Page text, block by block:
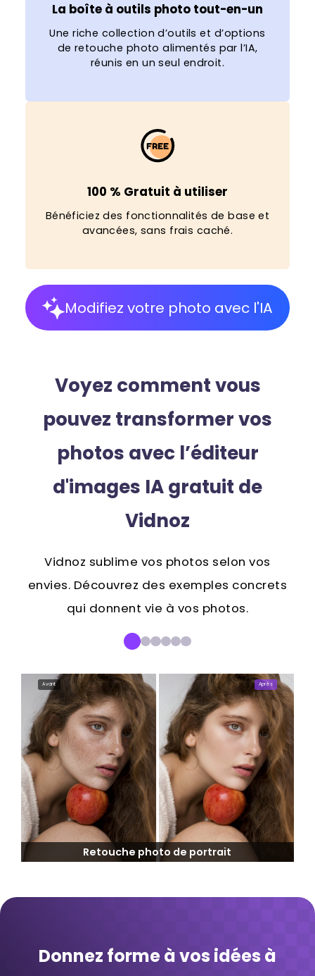
La boîte à outils photo tout-en-un
Une riche collection d’outils et d’options
de retouche photo alimentés par l’IA,
réunis en un seul endroit.
100 % Gratuit à utiliser
Bénéficiez des fonctionnalités de base et
avancées, sans frais caché.
Modifiez votre photo avec l'IA
Voyez comment vous
pouvez transformer vos
photos avec l’éditeur
d'images IA gratuit de
Vidnoz
Vidnoz sublime vos photos selon vos
envies. Découvrez des exemples concrets
qui donnent vie à vos photos.
Avant Après
Retouche photo de portrait
Donnez forme à vos idées à